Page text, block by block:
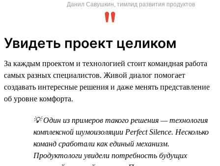
Данил Савушкин, тимлид развития продуктов
Увидеть проект целиком
За каждым проектом и технологией стоит командная работа
самых разных специалистов. Живой диалог помогает
создавать интересные решения и даже менять представление
об уровне комфорта.
💡 Один из примеров такого решения — технология
комплексной шумоизоляции Perfect Silence. Несколько
команд сработали как единый механизм.
Продуктологи увидели потребность будущих